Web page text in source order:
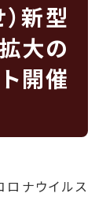
新型
大の
開催
ロナウイルス